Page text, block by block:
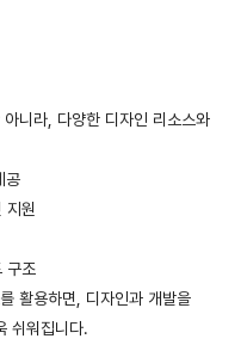
니라, 다양한 디자인 리소스와
공
지원
구조
활용하면, 디자인과 개발을
쉬워집니다.